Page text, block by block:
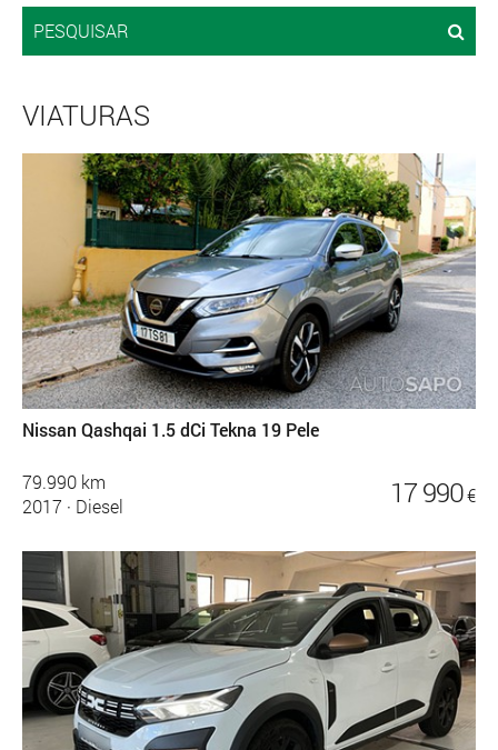
PESQUISAR
VIATURAS
Nissan Qashqai 1.5 dCi Tekna 19 Pele
79.990 km
2017 · Diesel 17 990 €